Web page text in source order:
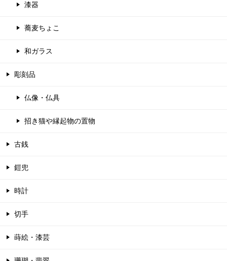
漆器
蕎麦ちょこ
和ガラス
彫刻品
仏像・仏具
招き猫や縁起物の置物
古銭
鎧兜
時計
切手
蒔絵・漆芸